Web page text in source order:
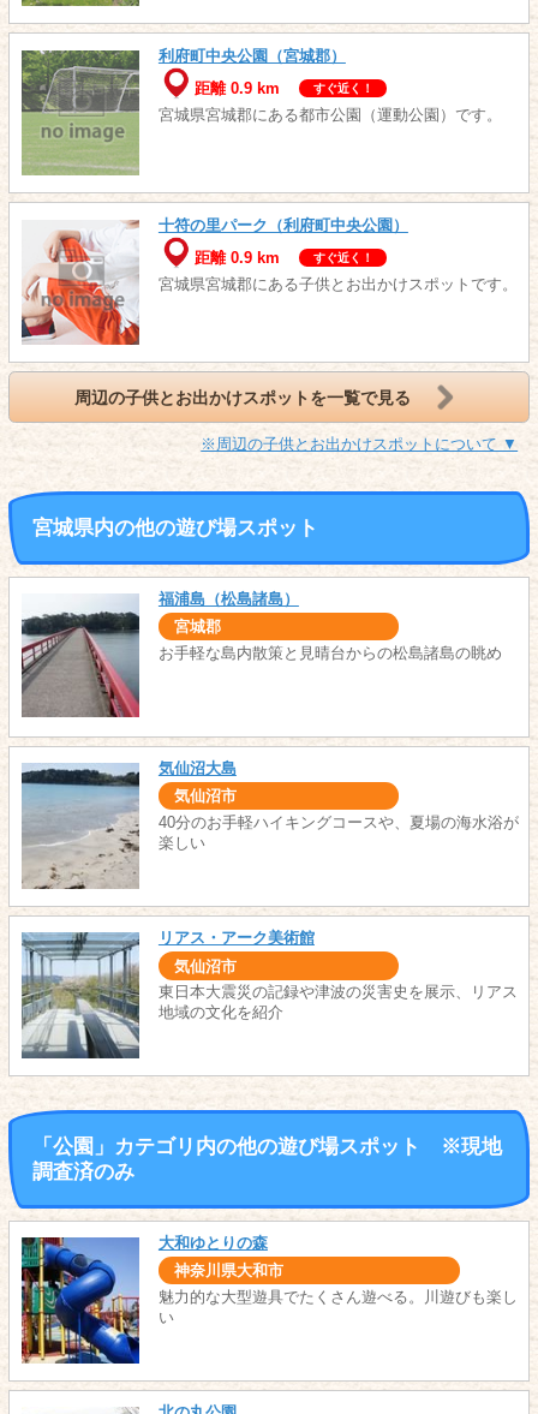
利府町中央公園（宮城郡）
距離 0.9 km
すぐ近く！
宮城県宮城郡にある都市公園（運動公園）です。
十符の里パーク（利府町中央公園）
距離 0.9 km
すぐ近く！
宮城県宮城郡にある子供とお出かけスポットです。
周辺の子供とお出かけスポットを一覧で見る
※周辺の子供とお出かけスポットについて ▼
宮城県内の他の遊び場スポット
福浦島（松島諸島）
宮城郡
お手軽な島内散策と見晴台からの松島諸島の眺め
気仙沼大島
気仙沼市
40分のお手軽ハイキングコースや、夏場の海水浴が
楽しい
リアス・アーク美術館
気仙沼市
東日本大震災の記録や津波の災害史を展示、リアス
地域の文化を紹介
「公園」カテゴリ内の他の遊び場スポット ※現地
調査済のみ
大和ゆとりの森
神奈川県大和市
魅力的な大型遊具でたくさん遊べる。川遊びも楽し
い